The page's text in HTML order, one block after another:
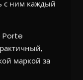
с ним каждый
Porte
маркой за